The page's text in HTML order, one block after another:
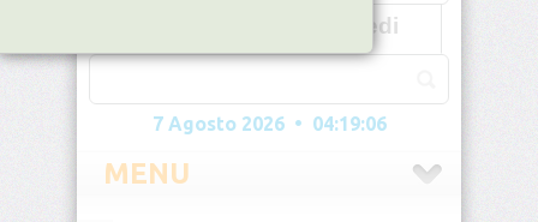
Accedi
7 Agosto 2026 • 04:19:09
MENU